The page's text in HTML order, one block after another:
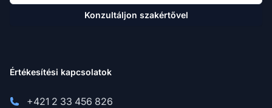
Konzultáljon szakértővel
Értékesítési kapcsolatok
+421 2 33 456 826